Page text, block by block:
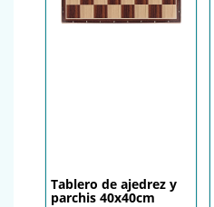
Tablero de ajedrez y
parchis 40x40cm